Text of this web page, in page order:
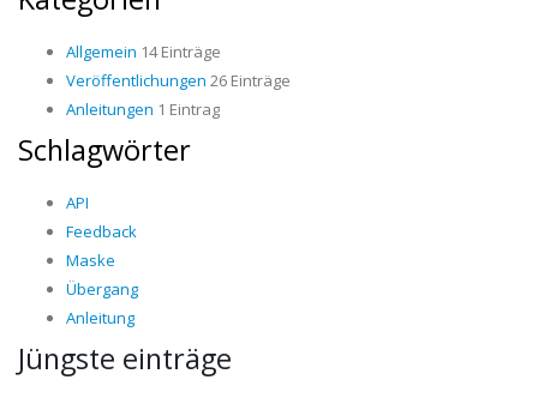
Allgemein 14 Einträge
Veröffentlichungen 26 Einträge
Anleitungen 1 Eintrag
Schlagwörter
API
Feedback
Maske
Übergang
Anleitung
Jüngste einträge